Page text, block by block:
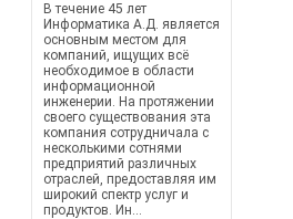
В течение 45 лет
Информатика А.Д. является
основным местом для
компаний, ищущих всё
необходимое в области
информационной
инженерии. На протяжении
своего существования эта
компания сотрудничала с
несколькими сотнями
предприятий различных
отраслей, предоставляя им
широкий спектр услуг и
продуктов. Ин...